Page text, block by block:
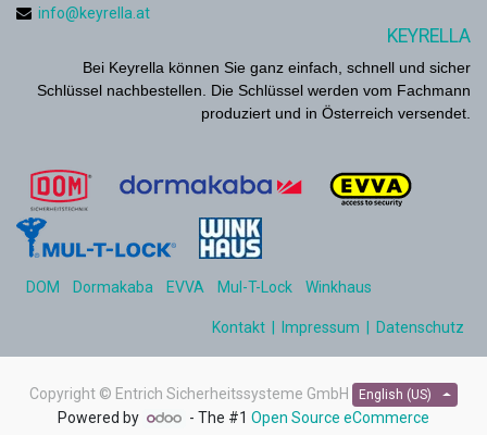
info@keyrella.at
KEYRELLA
Bei Keyrella können Sie ganz einfach, schnell und sicher
Schlüssel nachbestellen. Die Schlüssel werden vom Fachmann
produziert und in Österreich versendet.
DOM Dormakaba EVVA Mul-T-Lock Winkhaus
Kontakt Impressum Datenschutz
Copyright © Entrich Sicherheitssysteme GmbH English (US)
Powered by - The #1Open Source eCommerce